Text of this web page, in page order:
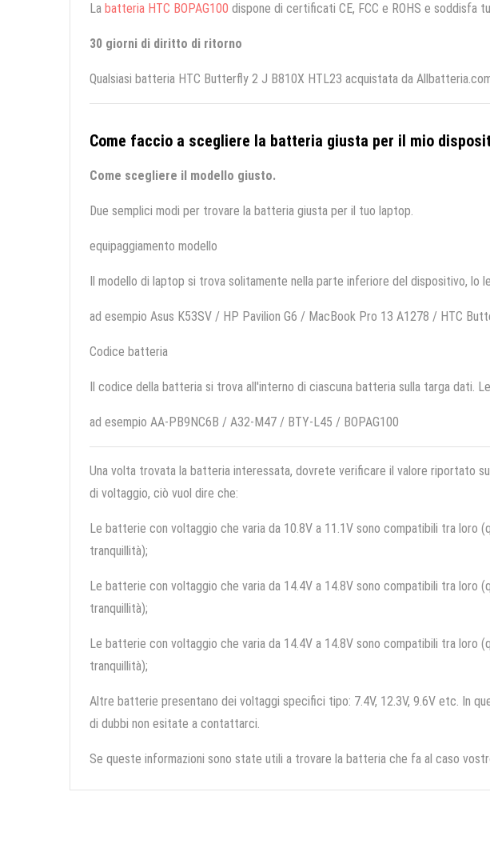
La batteria HTC BOPAG100 dispone di certificati CE, FCC e ROHS e soddisfa
30 giorni di diritto di ritorno
Qualsiasi batteria HTC Butterfly 2 J B810X HTL23 acquistata da
Come faccio a scegliere la batteria giusta per il mio
Come scegliere il modello giusto.
Due semplici modi per trovare la batteria giusta per il tuo laptop.
equipaggiamento modello
Il modello di laptop si trova solitamente nella parte inferiore del dispositivo,
ad esempio Asus K53SV / HP Pavilion G6 / MacBook Pro 13 A1278 / HTC
Codice batteria
Il codice della batteria si trova all'interno di ciascuna batteria sulla targa dati.
ad esempio AA-PB9NC6B / A32-M47 / BTY-L45 / BOPAG100
Una volta trovata la batteria interessata, dovrete verificare il valore riportato
di voltaggio, ciò vuol dire che:
Le batterie con voltaggio che varia da 10.8V a 11.1V sono compatibili tra
tranquillità);
Le batterie con voltaggio che varia da 14.4V a 14.8V sono compatibili tra
tranquillità);
Le batterie con voltaggio che varia da 14.4V a 14.8V sono compatibili tra
tranquillità);
Altre batterie presentano dei voltaggi specifici tipo: 7.4V, 12.3V, 9.6V etc. In
di dubbi non esitate a contattarci.
Se queste informazioni sono state utili a trovare la batteria che fa al caso